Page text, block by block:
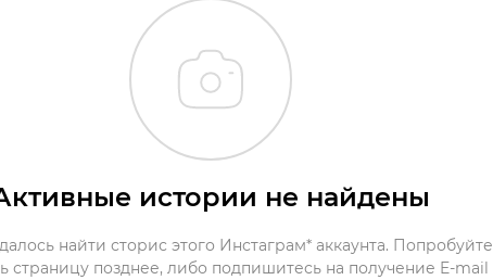
истории не найдены
найти сторис этого Инстаграм* аккаунта. Попробуйте
страницу позднее, либо подпишитесь на получение E-mail